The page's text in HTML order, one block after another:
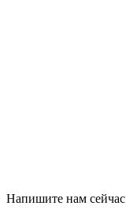
Напишите нам сейчас